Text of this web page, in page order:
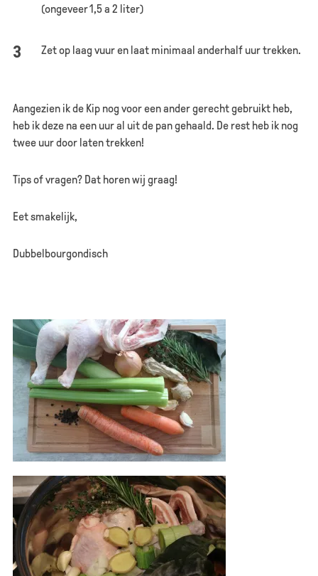
(ongeveer 1,5 a 2 liter)
Zet op laag vuur en laat minimaal anderhalf uur trekken.
Aangezien ik de Kip nog voor een ander gerecht gebruikt heb,
heb ik deze na een uur al uit de pan gehaald. De rest heb ik nog
twee uur door laten trekken!
Tips of vragen? Dat horen wij graag!
Eet smakelijk,
Dubbelbourgondisch